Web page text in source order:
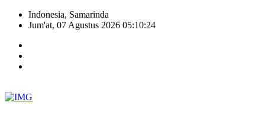
Indonesia, Samarinda
Jum'at, 07 Agustus 2026 05:10:25